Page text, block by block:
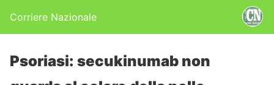
Corriere Nazionale
Psoriasi: secukinumab non